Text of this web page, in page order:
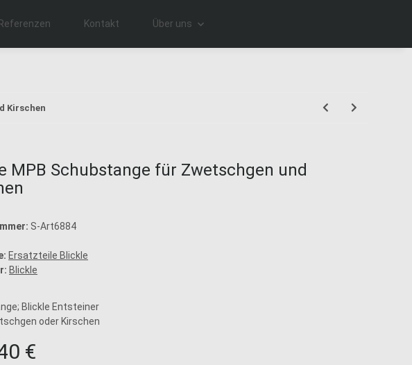
Referenzen Kontakt Über uns
Kirschen
MPB Schubstange für Zwetschgen und
S-Art6884
Ersatzteile Blickle
Blickle
Blickle Entsteiner
oder Kirschen
€